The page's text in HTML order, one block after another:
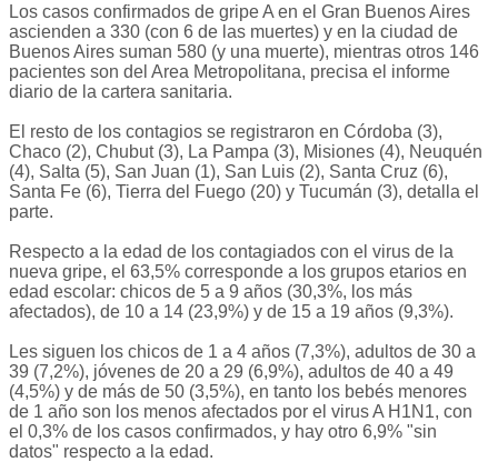
Los casos confirmados de gripe A en el Gran Buenos Aires
ascienden a 330 (con 6 de las muertes) y en la ciudad de
Buenos Aires suman 580 (y una muerte), mientras otros 146
pacientes son del Area Metropolitana, precisa el informe
diario de la cartera sanitaria.
El resto de los contagios se registraron en Córdoba (3),
Chaco (2), Chubut (3), La Pampa (3), Misiones (4), Neuquén
(4), Salta (5), San Juan (1), San Luis (2), Santa Cruz (6),
Santa Fe (6), Tierra del Fuego (20) y Tucumán (3), detalla el
parte.
Respecto a la edad de los contagiados con el virus de la
nueva gripe, el 63,5% corresponde a los grupos etarios en
edad escolar: chicos de 5 a 9 años (30,3%, los más
afectados), de 10 a 14 (23,9%) y de 15 a 19 años (9,3%).
Les siguen los chicos de 1 a 4 años (7,3%), adultos de 30 a
39 (7,2%), jóvenes de 20 a 29 (6,9%), adultos de 40 a 49
(4,5%) y de más de 50 (3,5%), en tanto los bebés menores
de 1 año son los menos afectados por el virus A H1N1, con
el 0,3% de los casos confirmados, y hay otro 6,9% "sin
datos" respecto a la edad.